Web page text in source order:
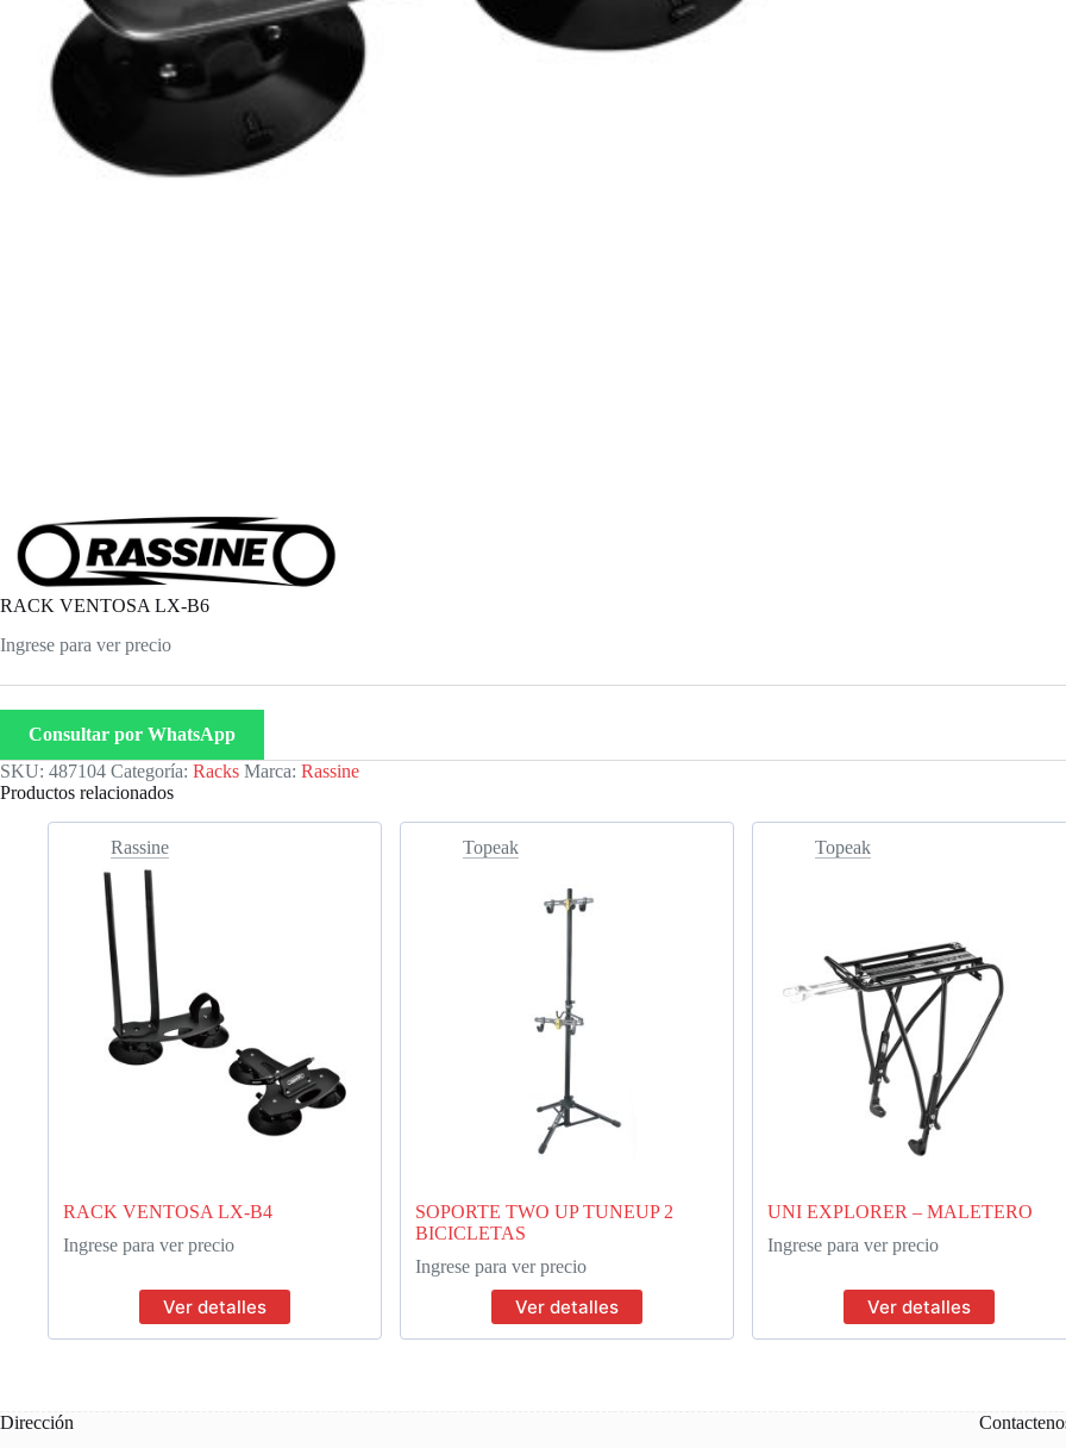
RACK VENTOSA LX-B6
Ingrese para ver precio
Consultar por WhatsApp
SKU: 487104 Categoría: Racks Marca: Rassine
Productos relacionados
Rassine
RACK VENTOSA LX-B4
Ingrese para ver precio
Ver detalles
Topeak
SOPORTE TWO UP TUNEUP 2
BICICLETAS
Ingrese para ver precio
Ver detalles
Topeak
UNI EXPLORER – MALETERO
Ingrese para ver precio
Ver detalles
Dirección